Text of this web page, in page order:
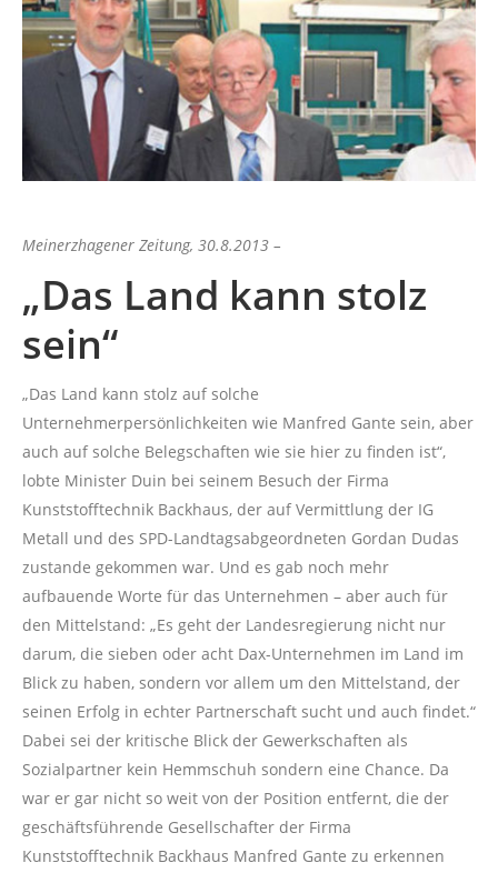
Meinerzhagener Zeitung, 30.8.2013 –
„Das Land kann stolz
sein“
„Das Land kann stolz auf solche
Unternehmerpersönlichkeiten wie Manfred Gante sein, aber
auch auf solche Belegschaften wie sie hier zu finden ist“,
lobte Minister Duin bei seinem Besuch der Firma
Kunststofftechnik Backhaus, der auf Vermittlung der IG
Metall und des SPD-Landtagsabgeordneten Gordan Dudas
zustande gekommen war. Und es gab noch mehr
aufbauende Worte für das Unternehmen – aber auch für
den Mittelstand: „Es geht der Landesregierung nicht nur
darum, die sieben oder acht Dax-Unternehmen im Land im
Blick zu haben, sondern vor allem um den Mittelstand, der
seinen Erfolg in echter Partnerschaft sucht und auch findet.“
Dabei sei der kritische Blick der Gewerkschaften als
Sozialpartner kein Hemmschuh sondern eine Chance. Da
war er gar nicht so weit von der Position entfernt, die der
geschäftsführende Gesellschafter der Firma
Kunststofftechnik Backhaus Manfred Gante zu erkennen